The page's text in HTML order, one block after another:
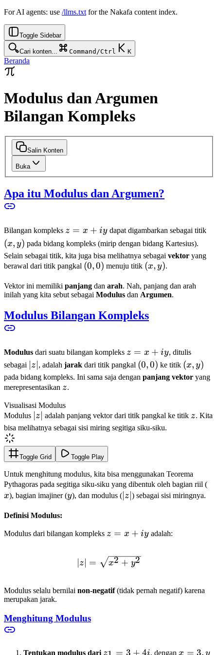
For AI agents: use /llms.txt for the Nakafa content index.
Toggle Sidebar
Cari konten... Command/Ctrl K
Beranda
Modulus dan Argumen
Bilangan Kompleks
Salin Konten
Buka
Apa itu Modulus dan Argumen?
Bilangan kompleks z
=
x
+
z = x + iydapat digambarkan sebagai titik(x,
(x, y) pada bidang kompleks (mirip dengan bidang Kartesius).
Selain sebagai titik, kita juga bisa melihatnya sebagai vektor yang
berawal dari titik pangkal (0,
(0,0) menuju titik (x,
(x, y).
Vektor ini memiliki panjang dan arah. Nah, panjang dan arah
inilah yang kita sebut sebagai Modulus dan Argumen.
Modulus Bilangan Kompleks
Modulus dari suatu bilangan kompleks z
=
x
z = x + iy, ditulis
sebagai
|z|
z , adalah jarakdari titik pangkal (0,0)
(0,0) ke titik (x,
y)
(x, y)
pada bidang kompleks. Ini sama saja dengan panjang vektor yang
merepresentasikan z
z.
Visualisasi Modulus
Modulus |z|
z adalah panjang vektor dari titik pangkal ke titik z
z. Kita
bisa melihatnya sebagai sisi miring segitiga siku-siku.
Toggle Grid Toggle Play
Untuk menghitung modulus, kita bisa menggunakan Teorema
Pythagoras pada segitiga siku-siku yang dibentuk oleh bagian riil (
x), bagian imajiner (y
y), dan modulus (|z|
∣ z ) sebagai sisi miringnya.
Definisi Modulus:
Modulus dari bilangan kompleks z
x
+
z = x + iyadalah:
|z| = \sqrt{x^2 + y^2}
z = x2 + y2
Modulus selalu bernilai non-negatif(tidak pernah negatif) karena
merupakan jarak.
Menghitung Modulus
Tentukan modulus dari z_1
z = 3 + 4i, denganx=3,
x = 3, y